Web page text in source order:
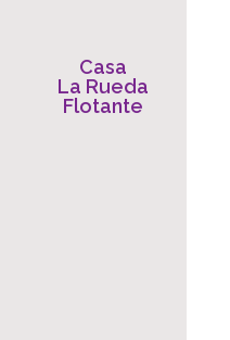
Casa
La Rueda
Flotante